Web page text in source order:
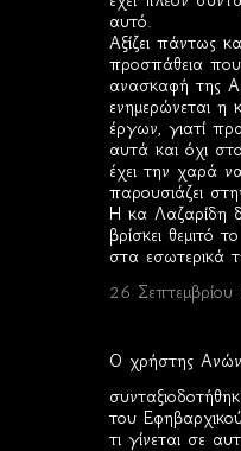
αυτό.
Αξίζει πάντως
προσπάθεια που
ανασκαφή της
ενημερώνεται η
έργων, γιατί
αυτά και όχι
έχει την χαρά
παρουσιάζει
Η κα Λαζαρίδη
βρίσκει θεμιτό
στα εσωτερικά
26
Ο χρήστης
του
τι γίνεται σε